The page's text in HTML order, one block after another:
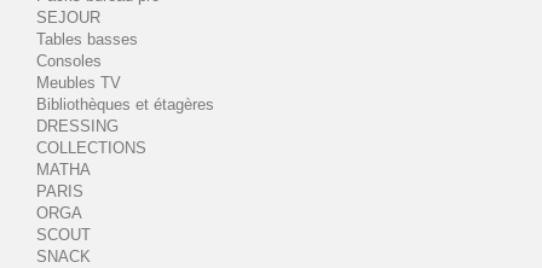
SEJOUR
Tables basses
Consoles
Meubles TV
Bibliothèques et étagères
DRESSING
COLLECTIONS
MATHA
PARIS
ORGA
SCOUT
SNACK